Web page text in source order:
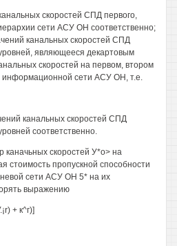
скоростей СПД первого,
сети АСУ ОН соответственно;
канальных скоростей СПД
являющееся декартовым
скоростей на первом, втором
информационной сети АСУ ОН, т.е.
канальных скоростей СПД
соответственно.
каначьных скоростей У*о> на
стоимость пропускной способности
сети АСУ ОН 5* на их
выражению
+ к^г)]